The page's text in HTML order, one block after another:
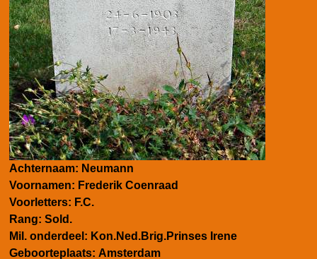
Achternaam: Neumann
Voornamen: Frederik Coenraad
Voorletters: F.C.
Rang: Sold.
Mil. onderdeel: Kon.Ned.Brig.Prinses Irene
Geboorteplaats: Amsterdam